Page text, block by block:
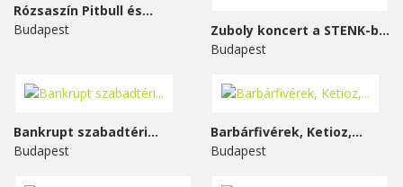
Rózsaszín Pitbull és...
Budapest
Zuboly koncert a STENK-ben
Budapest
Bankrupt szabadtéri...
Budapest
Barbárfivérek, Ketioz,...
Budapest